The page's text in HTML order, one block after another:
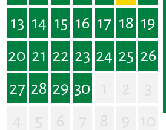
13 14 15 16 17 18 19
20 21 22 23 24 25 26
27 28 29 30